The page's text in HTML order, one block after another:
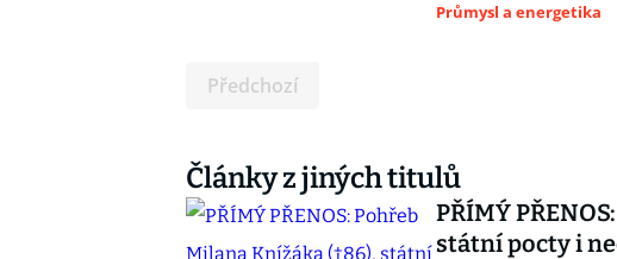
Průmysl a energetika
Předchozí
Články z jiných titulů
PŘÍMÝ
státní pocty i